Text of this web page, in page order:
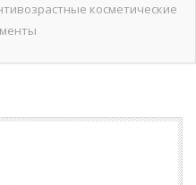
косметические